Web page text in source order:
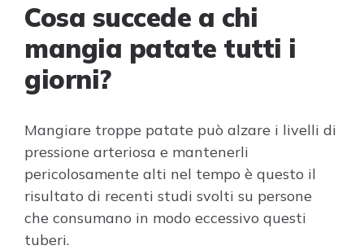
Cosa succede a chi
mangia patate tutti i
giorni?
Mangiare troppe patate può alzare i livelli di
pressione arteriosa e mantenerli
pericolosamente alti nel tempo è questo il
risultato di recenti studi svolti su persone
che consumano in modo eccessivo questi
tuberi.